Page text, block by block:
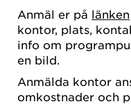
Anmäl er på länken
kontor, plats,
info om
en bild.
Anmälda kontor
omkostnader och